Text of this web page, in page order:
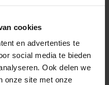
cookies
en advertenties te
social media te bieden
Ook delen we
onze site met onze
fietsen en e-
en accessoires